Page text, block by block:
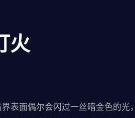
火
表面偶尔会闪过一丝暗金色的光